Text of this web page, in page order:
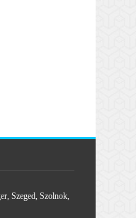
, Szeged, Szolnok,